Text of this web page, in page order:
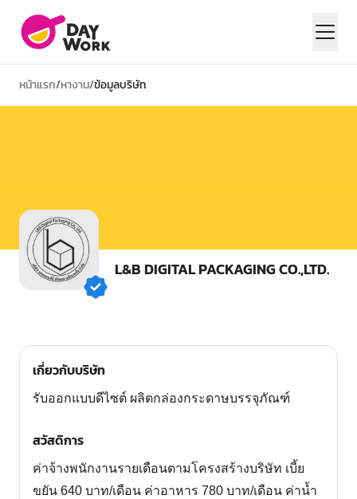
หน้าแรก/หางาน/ข้อมูลบริษัท
L&B DIGITAL PACKAGING CO.,LTD.
เกี่ยวกับบริษัท
รับออกแบบดีไซต์ ผลิตกล่องกระดาษบรรจุภัณฑ์
สวัสดิการ
ค่าจ้างพนักงานรายเดือนตามโครงสร้างบริษัท เบี้ย
ขยัน 640 บาท/เดือน ค่าอาหาร 780 บาท/เดือน ค่าน้ำ